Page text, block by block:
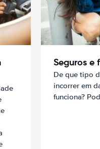
Seguros e
De que tipo
incorrer em
funciona?